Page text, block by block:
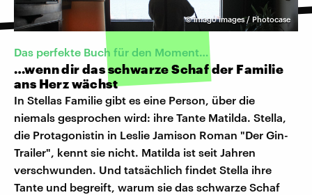
©imago images / Photocase
Das perfekte Buch für den Moment…
…wenn dir das schwarze Schaf der Familie
ans Herz wächst
In Stellas Familie gibt es eine Person, über die
niemals gesprochen wird: ihre Tante Matilda. Stella,
die Protagonistin in Leslie Jamison Roman "Der Gin-
Trailer", kennt sie nicht. Matilda ist seit Jahren
verschwunden. Und tatsächlich findet Stella ihre
Tante und begreift, warum sie das schwarze Schaf